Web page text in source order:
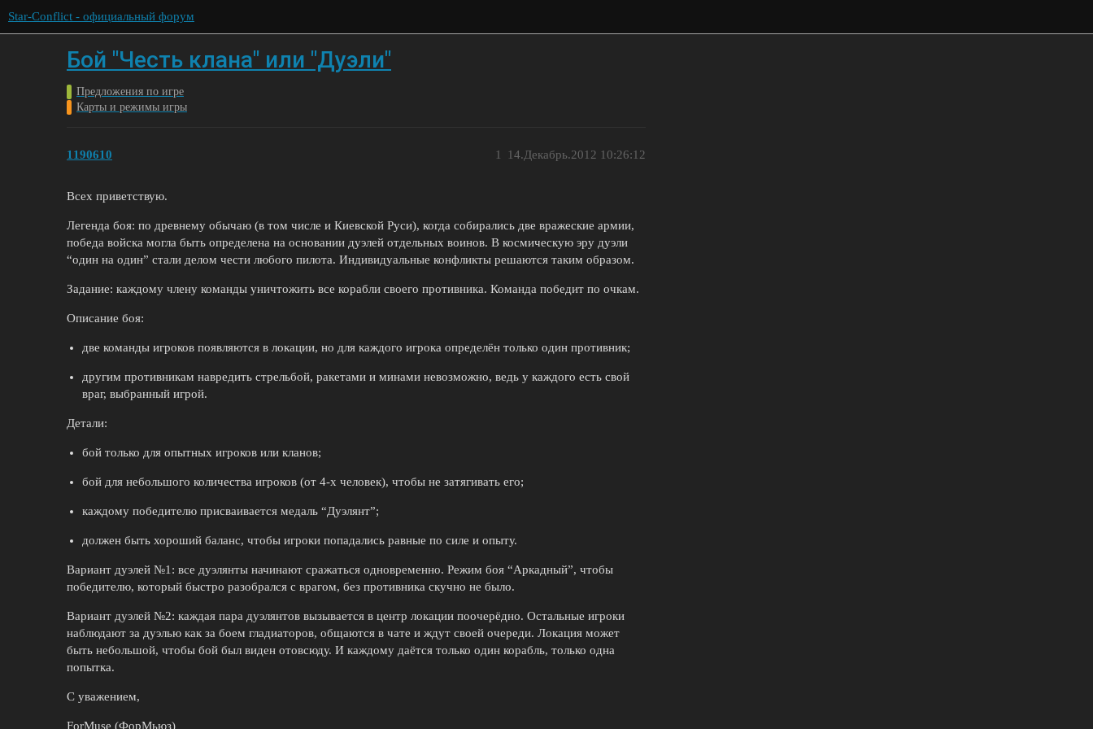
Star-Conflict - официальный форум
Бой "Честь клана" или "Дуэли"
Предложения по игре
Карты и режимы игры
1190610 14.Декабрь.2012 10:26:12
1
Всех приветствую.
Легенда боя: по древнему обычаю (в том числе и Киевской Руси), когда собирались две вражеские армии,
победа войска могла быть определена на основании дуэлей отдельных воинов. В космическую эру дуэли
“один на один” стали делом чести любого пилота. Индивидуальные конфликты решаются таким образом.
Задание: каждому члену команды уничтожить все корабли своего противника. Команда победит по очкам.
Описание боя:
две команды игроков появляются в локации, но для каждого игрока определён только один противник;
другим противникам навредить стрельбой, ракетами и минами невозможно, ведь у каждого есть свой
враг, выбранный игрой.
Детали:
бой только для опытных игроков или кланов;
бой для небольшого количества игроков (от 4-х человек), чтобы не затягивать его;
каждому победителю присваивается медаль “Дуэлянт”;
должен быть хороший баланс, чтобы игроки попадались равные по силе и опыту.
Вариант дуэлей №1: все дуэлянты начинают сражаться одновременно. Режим боя “Аркадный”, чтобы
победителю, который быстро разобрался с врагом, без противника скучно не было.
Вариант дуэлей №2: каждая пара дуэлянтов вызывается в центр локации поочерёдно. Остальные игроки
наблюдают за дуэлью как за боем гладиаторов, общаются в чате и ждут своей очереди. Локация может
быть небольшой, чтобы бой был виден отовсюду. И каждому даётся только один корабль, только одна
попытка.
С уважением,
ForMuse (ФорМьюз)